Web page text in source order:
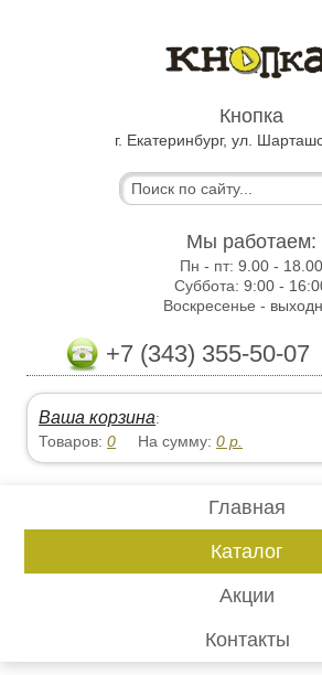
Кнопка
г. Екатеринбург, ул.
Мы работаем:
Пн - пт:9.00 - 18.00
Суббота:9:00 -
Воскресенье -
+7 (343) 355-50-07
Ваша корзина:
Товаров:0 На сумму:0 р.
Главная
Каталог
Акции
Контакты